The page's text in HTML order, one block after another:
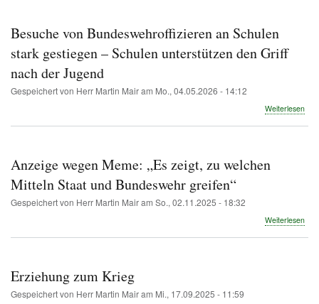
Besuche von Bundeswehroffizieren an Schulen
stark gestiegen – Schulen unterstützen den Griff
nach der Jugend
Gespeichert von Herr Martin Mairam Mo., 04.05.2026 - 14:12
Weiterlesen
den
Anzeige wegen Meme: „Es zeigt, zu welchen
Mitteln Staat und Bundeswehr greifen“
Gespeichert von Herr Martin Mairam So., 02.11.2025 - 18:32
Weiterlesen
Erziehung zum Krieg
Gespeichert von Herr Martin Mairam Mi., 17.09.2025 - 11:59